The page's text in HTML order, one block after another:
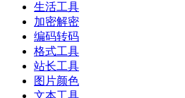
生活工具
加密解密
编码转码
格式工具
站长工具
图片颜色
文本工具